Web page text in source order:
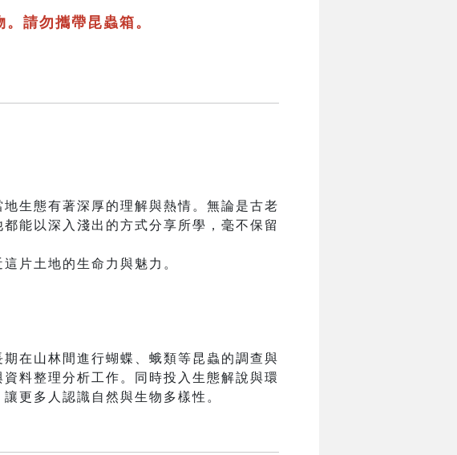
請勿攜帶昆蟲箱。
生態有著深厚的理解與熱情。無論是古老
能以深入淺出的方式分享所學，毫不保留
片土地的生命力與魅力。
在山林間進行蝴蝶、蛾類等昆蟲的調查與
料整理分析工作。同時投入生態解說與環
更多人認識自然與生物多樣性。